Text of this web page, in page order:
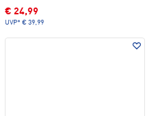
€ 24,99
UVP* € 39,99